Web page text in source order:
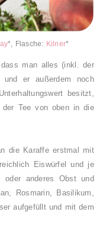
*, Flasche: Kilner*
man alles (inkl. der
und er außerdem noch
besitzt,
Tee von oben in die
die Karaffe erstmal mit
Eiswürfel und je
oder anderes Obst und
Rosmarin, Basilikum,
aufgefüllt und mit dem